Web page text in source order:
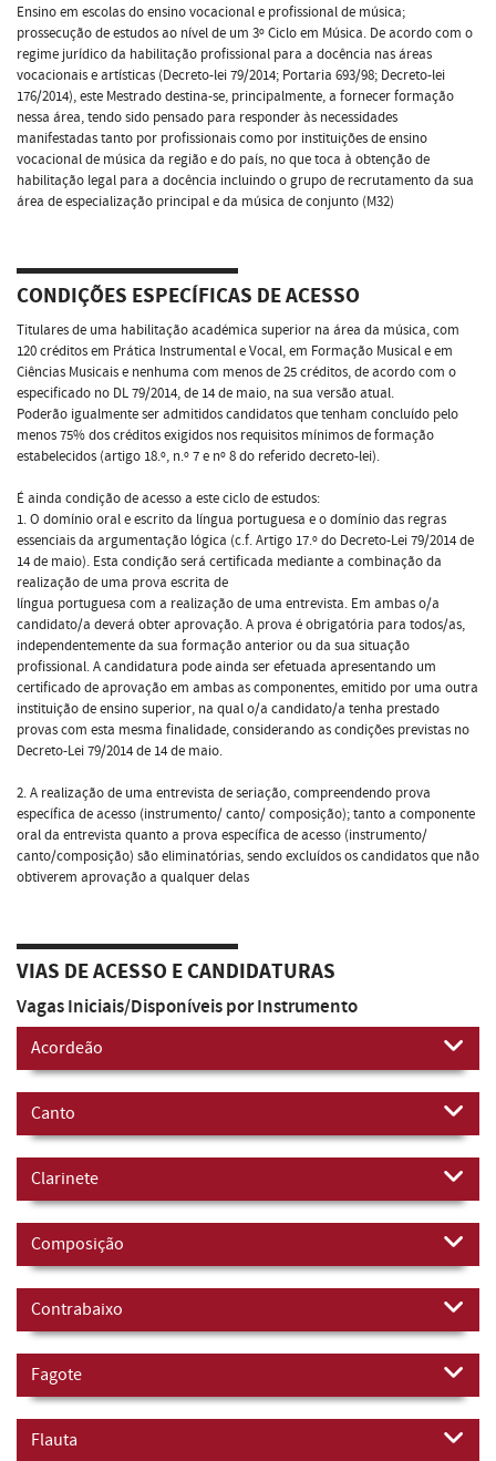
Ensino em escolas do ensino vocacional e profissional de música;
prossecução de estudos ao nível de um 3º Ciclo em Música. De acordo com o
regime jurídico da habilitação profissional para a docência nas áreas
vocacionais e artísticas (Decreto-lei 79/2014; Portaria 693/98; Decreto-lei
176/2014), este Mestrado destina-se, principalmente, a fornecer formação
nessa área, tendo sido pensado para responder às necessidades
manifestadas tanto por profissionais como por instituições de ensino
vocacional de música da região e do país, no que toca à obtenção de
habilitação legal para a docência incluindo o grupo de recrutamento da sua
área de especialização principal e da música de conjunto (M32)
CONDIÇÕES ESPECÍFICAS DE ACESSO
Titulares de uma habilitação académica superior na área da música, com
120 créditos em Prática Instrumental e Vocal, em Formação Musical e em
Ciências Musicais e nenhuma com menos de 25 créditos, de acordo com o
especificado no DL 79/2014, de 14 de maio, na sua versão atual.
Poderão igualmente ser admitidos candidatos que tenham concluído pelo
menos 75% dos créditos exigidos nos requisitos mínimos de formação
estabelecidos (artigo 18.º, n.º 7 e nº 8 do referido decreto-lei).
É ainda condição de acesso a este ciclo de estudos:
1. O domínio oral e escrito da língua portuguesa e o domínio das regras
essenciais da argumentação lógica (c.f. Artigo 17.º do Decreto-Lei 79/2014 de
14 de maio). Esta condição será certificada mediante a combinação da
realização de uma prova escrita de
língua portuguesa com a realização de uma entrevista. Em ambas o/a
candidato/a deverá obter aprovação. A prova é obrigatória para todos/as,
independentemente da sua formação anterior ou da sua situação
profissional. A candidatura pode ainda ser efetuada apresentando um
certificado de aprovação em ambas as componentes, emitido por uma outra
instituição de ensino superior, na qual o/a candidato/a tenha prestado
provas com esta mesma finalidade, considerando as condições previstas no
Decreto-Lei 79/2014 de 14 de maio.
2. A realização de uma entrevista de seriação, compreendendo prova
específica de acesso (instrumento/ canto/ composição); tanto a componente
oral da entrevista quanto a prova específica de acesso (instrumento/
canto/composição) são eliminatórias, sendo excluídos os candidatos que não
obtiverem aprovação a qualquer delas
VIAS DE ACESSO E CANDIDATURAS
Vagas Iniciais/Disponíveis por Instrumento
Acordeão
Canto
Clarinete
Composição
Contrabaixo
Fagote
Flauta